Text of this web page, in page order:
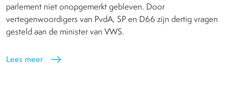
parlement niet onopgemerkt gebleven. Door
vertegenwoordigers van PvdA, SP en D66 zijn dertig vragen
gesteld aan de minister van VWS.
Lees meer east